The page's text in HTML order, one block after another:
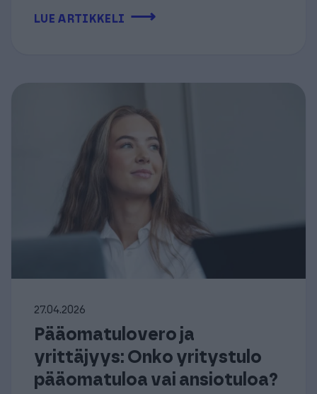
LUE ARTIKKELI ⟶
27.04.2026
Pääomatulovero ja
yrittäjyys: Onko yritystulo
pääomatuloa vai ansiotuloa?